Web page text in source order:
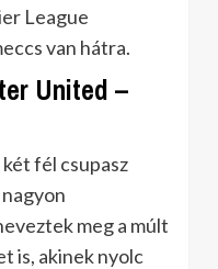
League
van hátra.
United –
fél csupasz
meg a múlt
is, akinek nyolc